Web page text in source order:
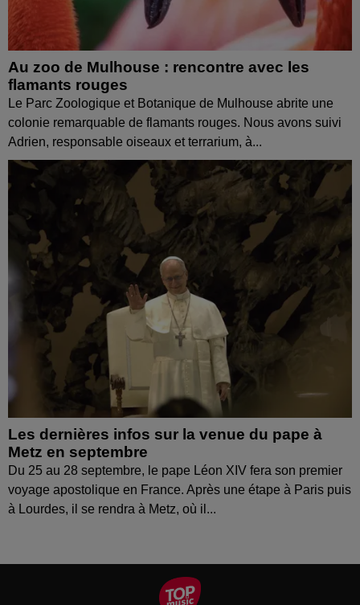
Au zoo de Mulhouse : rencontre avec les
flamants rouges
Le Parc Zoologique et Botanique de Mulhouse abrite une
colonie remarquable de flamants rouges. Nous avons suivi
Adrien, responsable oiseaux et terrarium, à...
Les dernières infos sur la venue du pape à
Metz en septembre
Du 25 au 28 septembre, le pape Léon XIV fera son premier
voyage apostolique en France. Après une étape à Paris puis
à Lourdes, il se rendra à Metz, où il...